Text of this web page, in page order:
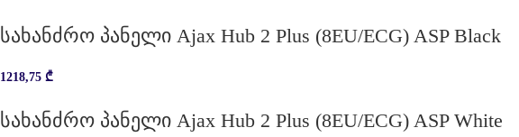
სახანძრო პანელი Ajax Hub 2 Plus (8EU/ECG) ASP Black
1218,75 ₾
სახანძრო პანელი Ajax Hub 2 Plus (8EU/ECG) ASP White